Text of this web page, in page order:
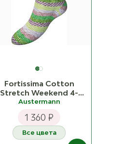
Fortissima Cotton
Stretch Weekend 4-
fach
Austermann
1 360 ₽
Все цвета